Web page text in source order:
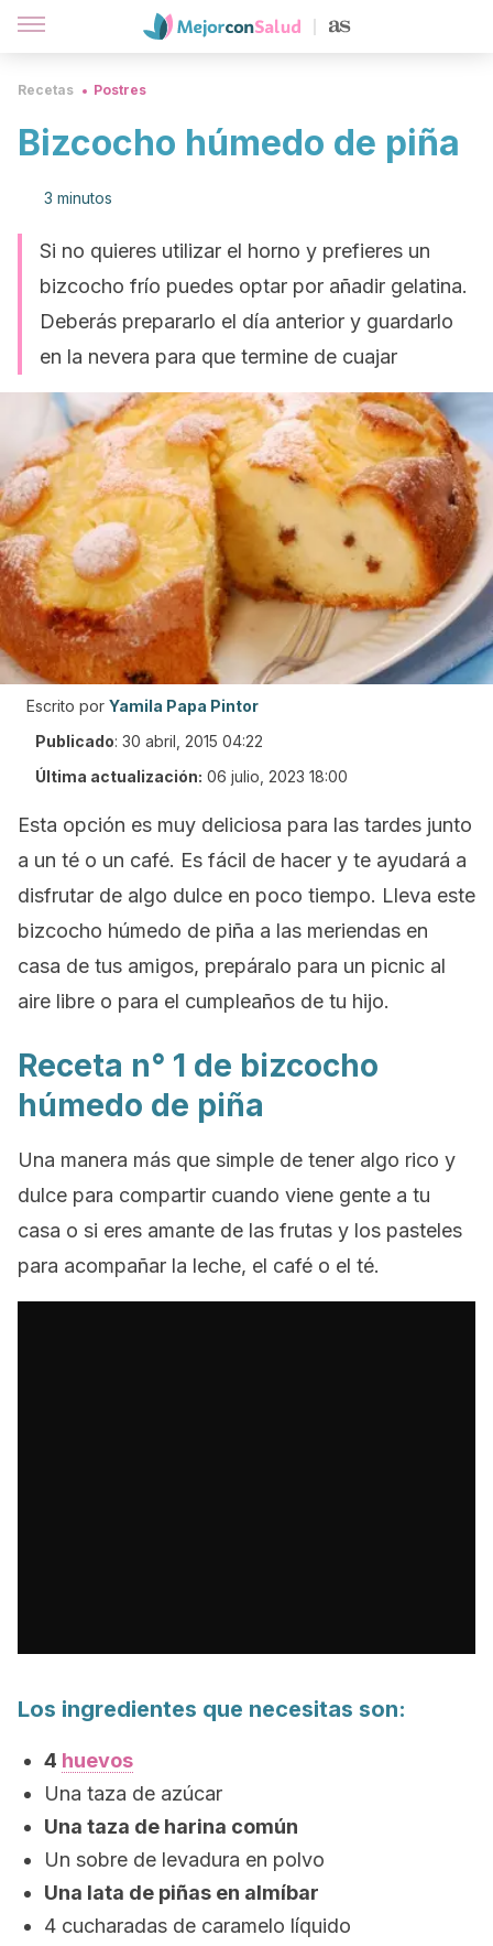
Recetas Postres
Bizcocho húmedo de piña
3 minutos
Si no quieres utilizar el horno y prefieres un
bizcocho frío puedes optar por añadir gelatina.
Deberás prepararlo el día anterior y guardarlo
en la nevera para que termine de cuajar
Escrito por Yamila Papa Pintor
Publicado: 30 abril, 2015 04:22
Última actualización: 06 julio, 2023 18:00
Esta opción es muy deliciosa para las tardes junto
a un té o un café. Es fácil de hacer y te ayudará a
disfrutar de algo dulce en poco tiempo. Lleva este
bizcocho húmedo de piña a las meriendas en
casa de tus amigos, prepáralo para un picnic al
aire libre o para el cumpleaños de tu hijo.
Receta n° 1 de bizcocho
húmedo de piña
Una manera más que simple de tener algo rico y
dulce para compartir cuando viene gente a tu
casa o si eres amante de las frutas y los pasteles
para acompañar la leche, el café o el té.
Los ingredientes que necesitas son:
4 huevos
Una taza de azúcar
Una taza de harina común
Un sobre de levadura en polvo
Una lata de piñas en almíbar
4 cucharadas de caramelo líquido